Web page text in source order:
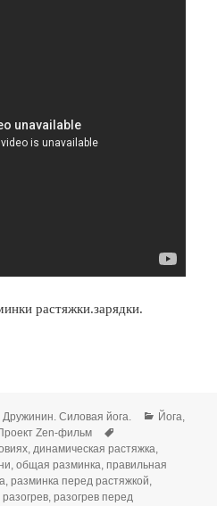
растяжки.зарядки.
Силовая йога. Рубрики
Йога
Zen-фильм
динамическая растяжка
,общая разминка ,правильная
,разминка перед растяжкой
,разогрев ,разогрев перед